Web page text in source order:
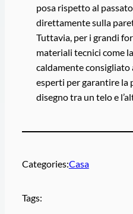
posa rispetto al
direttamente sulla
Tuttavia, per i grandi
materiali tecnici come
caldamente
esperti per garantire
disegno tra un telo e
Categories:Casa
Tags: